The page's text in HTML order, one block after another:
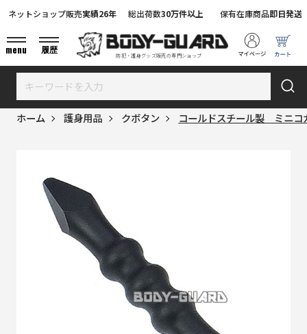
防犯・護身グッズ販売の専門ショップ
ネットショップ販売実績26年 総出荷数30万件以上 保有在庫商品即日発送
menu 履歴
ホーム 護身用品 クボタン コールドスチール製 ミニコ